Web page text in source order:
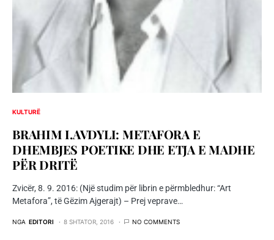
KULTURË
BRAHIM I.AVDYLI: METAFORA E
DHEMBJES POETIKE DHE ETJA E MADHE
PËR DRITË
Zvicër, 8. 9. 2016: (Një studim për librin e përmbledhur: “Art
Metafora”, të Gëzim Ajgerajt) – Prej veprave…
NGA EDITORI 8 SHTATOR, 2016 NO COMMENTS